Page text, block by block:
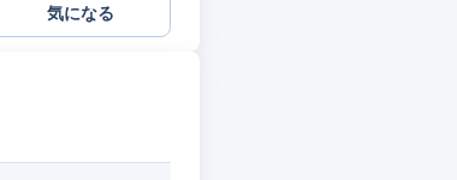
気になる